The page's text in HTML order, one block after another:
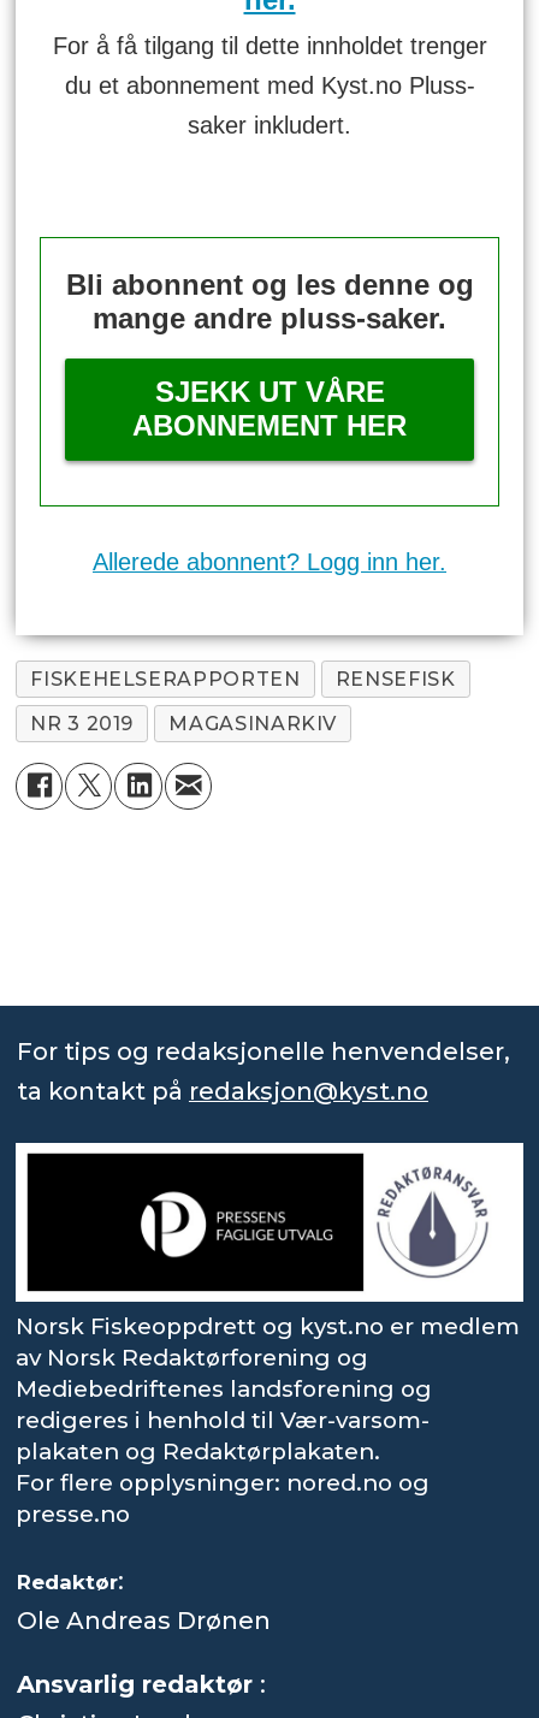
For å få tilgang til dette innholdet trenger
du et abonnement med Kyst.no Pluss-
saker inkludert.
Bli abonnent og les denne og
mange andre pluss-saker.
SJEKK UT VÅRE
ABONNEMENT HER
Allerede abonnent? Logg inn her.
FISKEHELSERAPPORTEN
RENSEFISK
NR 3 2019
MAGASINARKIV
For tips og redaksjonelle henvendelser,
ta kontakt på redaksjon@kyst.no
Norsk Fiskeoppdrett og kyst.no er medlem
av Norsk Redaktørforening og
Mediebedriftenes landsforening og
redigeres i henhold til Vær-varsom-
plakaten og Redaktørplakaten.
For flere opplysninger: nored.no og
presse.no
Redaktør:
Ole Andreas Drønen
Ansvarlig redaktør :